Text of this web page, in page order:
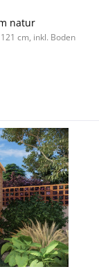
natur
cm, inkl. Boden